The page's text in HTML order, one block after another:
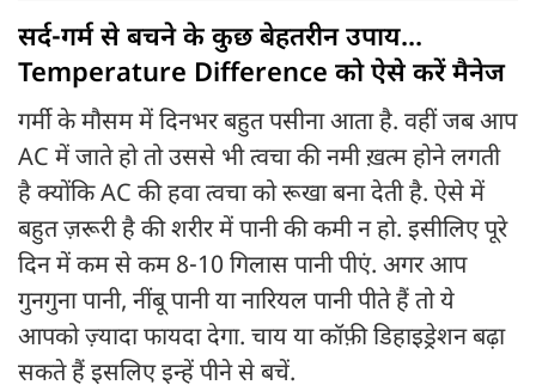
सर्द-गर्म से बचने के कुछ बेहतरीन उपाय...
Temperature Difference को ऐसे करें मैनेज
गर्मी के मौसम में दिनभर बहुत पसीना आता है. वहीं जब आप
AC में जाते हो तो उससे भी त्वचा की नमी ख़त्म होने लगती
है क्योंकि AC की हवा त्वचा को रूखा बना देती है. ऐसे में
बहुत ज़रूरी है की शरीर में पानी की कमी न हो. इसीलिए पूरे
दिन में कम से कम 8-10 गिलास पानी पीएं. अगर आप
गुनगुना पानी, नींबू पानी या नारियल पानी पीते हैं तो ये
आपको ज़्यादा फायदा देगा. चाय या कॉफ़ी डिहाइड्रेशन बढ़ा
सकते हैं इसलिए इन्हें पीने से बचें.